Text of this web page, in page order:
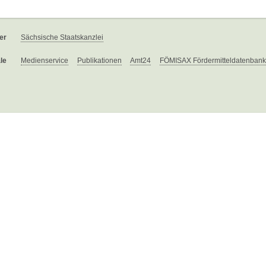
Sächsische Staatskanzlei
Medienservice Publikationen Amt24 FÖMISAX Fördermitteldatenbank